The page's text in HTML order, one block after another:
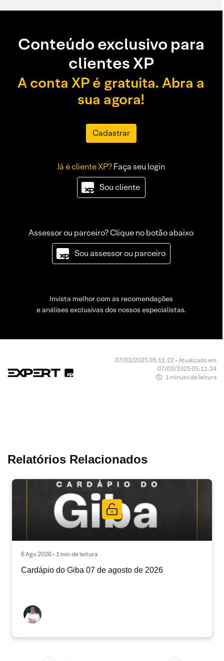
Conteúdo exclusivo para
clientes XP
A conta XP é gratuita. Abra a
sua agora!
Cadastrar
Já é cliente XP?Faça seu login
Sou cliente
Assessor ou parceiro? Clique no botão abaixo
Sou assessor ou parceiro
Invista melhor com as recomendações
e análises exclusivas dos nossos especialistas.
07/03/2025 05:11:22 • Atualizado em
07/03/2025 05:11:24
1 minuto de leitura
Relatórios Relacionados
6 Ago 2026 • 1 min de leitura
Cardápio do Giba 07 de agosto de 2026